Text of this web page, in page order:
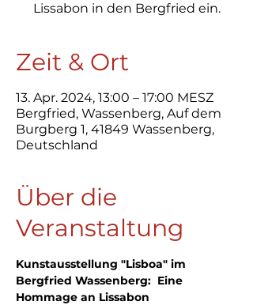
Lissabon in den Bergfried ein.
Zeit & Ort
13. Apr. 2024, 13:00 – 17:00 MESZ
Bergfried, Wassenberg, Auf dem
Burgberg 1, 41849 Wassenberg,
Deutschland
Über die
Veranstaltung
Kunstausstellung "Lisboa" im
Bergfried Wassenberg:  Eine
Hommage an Lissabon